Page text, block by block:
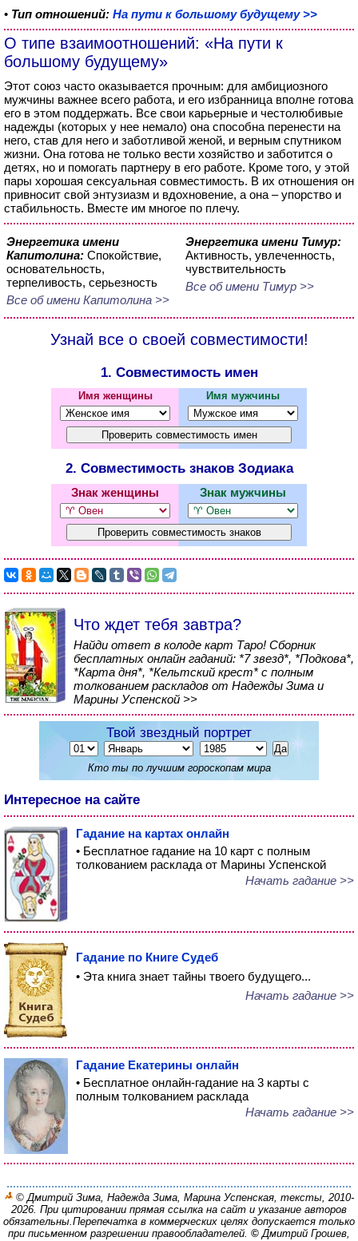
• Тип отношений: На пути к большому будущему >>
О типе взаимоотношений: «На пути к
большому будущему»
Этот союз часто оказывается прочным: для амбициозного
мужчины важнее всего работа, и его избранница вполне готова
его в этом поддержать. Все свои карьерные и честолюбивые
надежды (которых у нее немало) она способна перенести на
него, став для него и заботливой женой, и верным спутником
жизни. Она готова не только вести хозяйство и заботится о
детях, но и помогать партнеру в его работе. Кроме того, у этой
пары хорошая сексуальная совместимость. В их отношения он
привносит свой энтузиазм и вдохновение, а она – упорство и
стабильность. Вместе им многое по плечу.
Энергетика имени
Капитолина: Спокойствие,
основательность,
терпеливость, серьезность
Все об имени Капитолина >>
Энергетика имени Тимур:
Активность, увлеченность,
чувствительность
Все об имени Тимур >>
Узнай все о своей совместимости!
1. Совместимость имен
Имя женщины Имя мужчины
2. Совместимость знаков Зодиака
Знак женщины Знак мужчины
Что ждет тебя завтра?
Найди ответ в колоде карт Таро! Сборник
бесплатных онлайн гаданий: *7 звезд*, *Подкова*,
*Карта дня*, *Кельтский крест* с полным
толкованием раскладов от Надежды Зима и
Марины Успенской >>
Твой звездный портрет
Кто ты по лучшим гороскопам мира
Интересное на сайте
Гадание на картах онлайн
• Бесплатное гадание на 10 карт с полным
толкованием расклада от Марины Успенской
Начать гадание >>
Гадание по Книге Судеб
• Эта книга знает тайны твоего будущего...
Начать гадание >>
Гадание Екатерины онлайн
• Бесплатное онлайн-гадание на 3 карты с
полным толкованием расклада
Начать гадание >>
© Дмитрий Зима, Надежда Зима, Марина Успенская, тексты, 2010-
2026. При цитировании прямая ссылка на сайт и указание авторов
обязательны.Перепечатка в коммерческих целях допускается только
при письменном разрешении правообладателей. © Дмитрий Грошев,